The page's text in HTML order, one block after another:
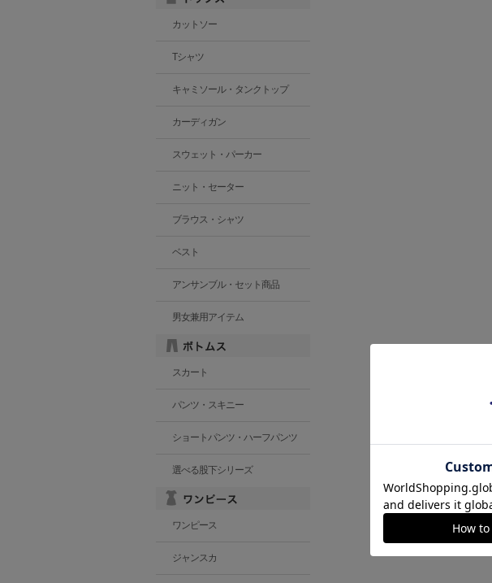
カットソー
Tシャツ
キャミソール・タンクトップ
カーディガン
スウェット・パーカー
ニット・セーター
ブラウス・シャツ
ベスト
アンサンブル・セット商品
男女兼用アイテム
スカート
パンツ・スキニー
ショートパンツ・ハーフパンツ
選べる股下シリーズ
ワンピース
ジャンスカ